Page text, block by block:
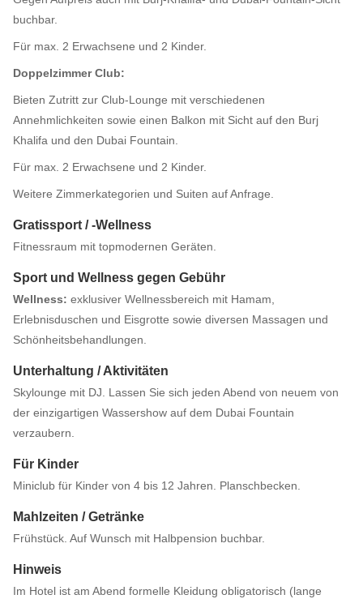
buchbar.
Für max. 2 Erwachsene und 2 Kinder.
Doppelzimmer Club:
Bieten Zutritt zur Club-Lounge mit verschiedenen
Annehmlichkeiten sowie einen Balkon mit Sicht auf den Burj
Khalifa und den Dubai Fountain.
Für max. 2 Erwachsene und 2 Kinder.
Weitere Zimmerkategorien und Suiten auf Anfrage.
Gratissport / -Wellness
Fitnessraum mit topmodernen Geräten.
Sport und Wellness gegen Gebühr
Wellness: exklusiver Wellnessbereich mit Hamam,
Erlebnisduschen und Eisgrotte sowie diversen Massagen und
Schönheitsbehandlungen.
Unterhaltung / Aktivitäten
Skylounge mit DJ. Lassen Sie sich jeden Abend von neuem von
der einzigartigen Wassershow auf dem Dubai Fountain
verzaubern.
Für Kinder
Miniclub für Kinder von 4 bis 12 Jahren. Planschbecken.
Mahlzeiten / Getränke
Frühstück. Auf Wunsch mit Halbpension buchbar.
Hinweis
Im Hotel ist am Abend formelle Kleidung obligatorisch (lange